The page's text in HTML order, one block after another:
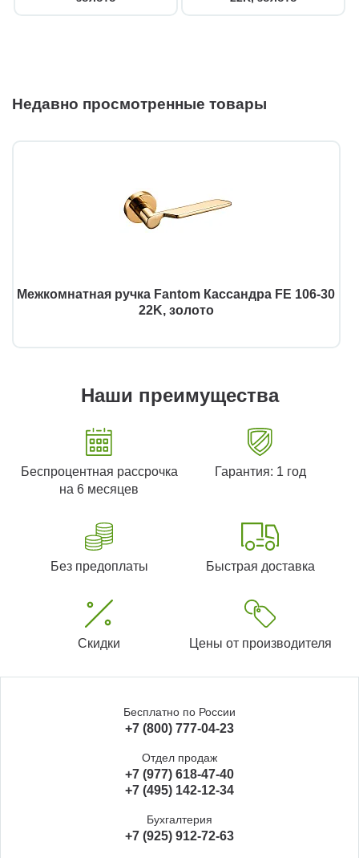
Недавно просмотренные товары
Межкомнатная ручка Fantom Кассандра FE 106-30
22K, золото
Наши преимущества
Беспроцентная рассрочка
на 6 месяцев
Гарантия: 1 год
Без предоплаты Быстрая доставка
Скидки Цены от производителя
Бесплатно по России
+7 (800) 777-04-23
Отдел продаж
+7 (977) 618-47-40
+7 (495) 142-12-34
Бухгалтерия
+7 (925) 912-72-63